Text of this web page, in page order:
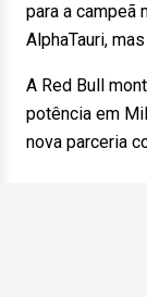
para a campeã
AlphaTauri,
A Red Bull
potência em
nova parceria